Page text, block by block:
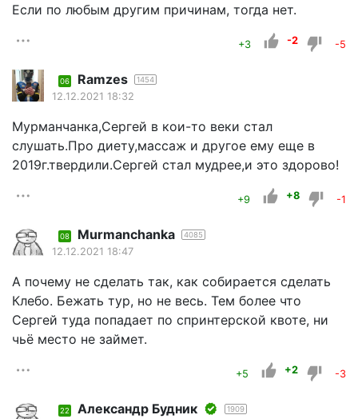
Если по любым другим причинам, тогда нет.
+3 -2 -5
06 Ramzes 1454
12.12.2021 18:32
Мурманчанка,Сергей в кои-то веки стал
слушать.Про диету,массаж и другое ему еще в
2019г.твердили.Сергей стал мудрее,и это здорово!
+9 +8 -1
08 Murmanchanka 4085
12.12.2021 18:47
А почему не сделать так, как собирается сделать
Клебо. Бежать тур, но не весь. Тем более что
Сергей туда попадает по спринтерской квоте, ни
чьё место не займет.
+5 +2 -3
22 Александр Будник 1909